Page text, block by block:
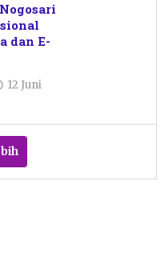
dan E-
12 Juni